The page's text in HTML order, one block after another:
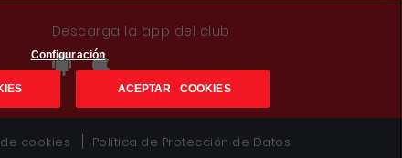
Descarga la app del club
cookies Política de Protección de Datos
Configuración
ACEPTAR COOKIES